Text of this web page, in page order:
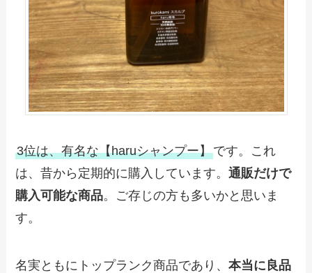
3位は、有名な【haruシャンプー】です。これ
は、昔から定期的に購入しています。通販だけで
購入可能な商品。ご存じの方も多いかと思いま
す。
名実ともにトップランク商品であり、本当に良品